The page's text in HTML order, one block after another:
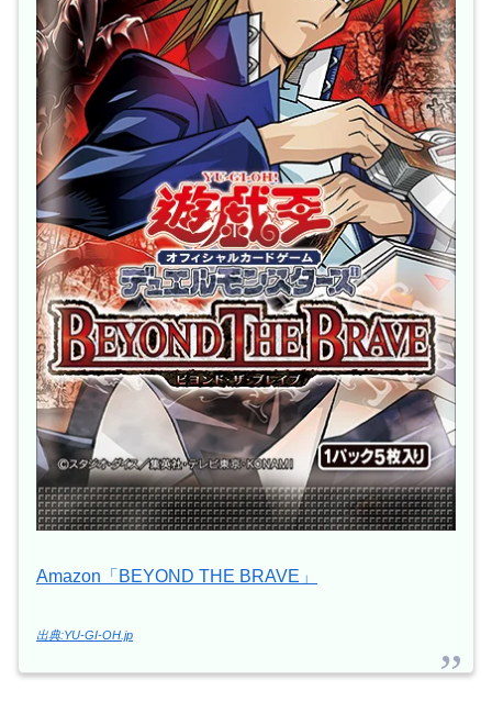
Amazon「BEYOND THE BRAVE」
出典:YU-GI-OH.jp